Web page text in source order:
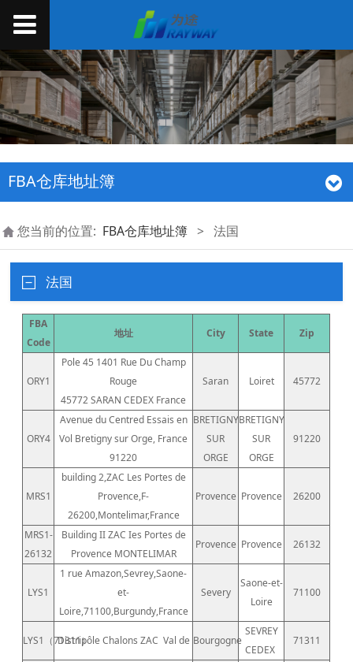
FBA仓库地址簿
您当前的位置: FBA仓库地址簿 > 法国
法国
FBA
Code
地址 City State Zip
ORY1
Pole 45 1401 Rue Du Champ
Rouge
45772 SARAN CEDEX France
Saran Loiret 45772
ORY4
Avenue du Centred Essais en
Vol Bretigny sur Orge, France
91220
BRETIGNY
SUR
ORGE
BRETIGNY
SUR
ORGE
91220
MRS1
building 2,ZAC Les Portes de
Provence,F-
26200,Montelimar,France
Provence Provence 26200
MRS1-
26132
Building II ZAC Ies Portes de
Provence MONTELIMAR
Provence Provence 26132
LYS1
1 rue Amazon,Sevrey,Saone-
et-
Loire,71100,Burgundy,France
Severy
Saone-et-
Loire
71100
LYS1（71311）Distripôle Chalons ZAC Val de Bourgogne
SEVREY
CEDEX
71311